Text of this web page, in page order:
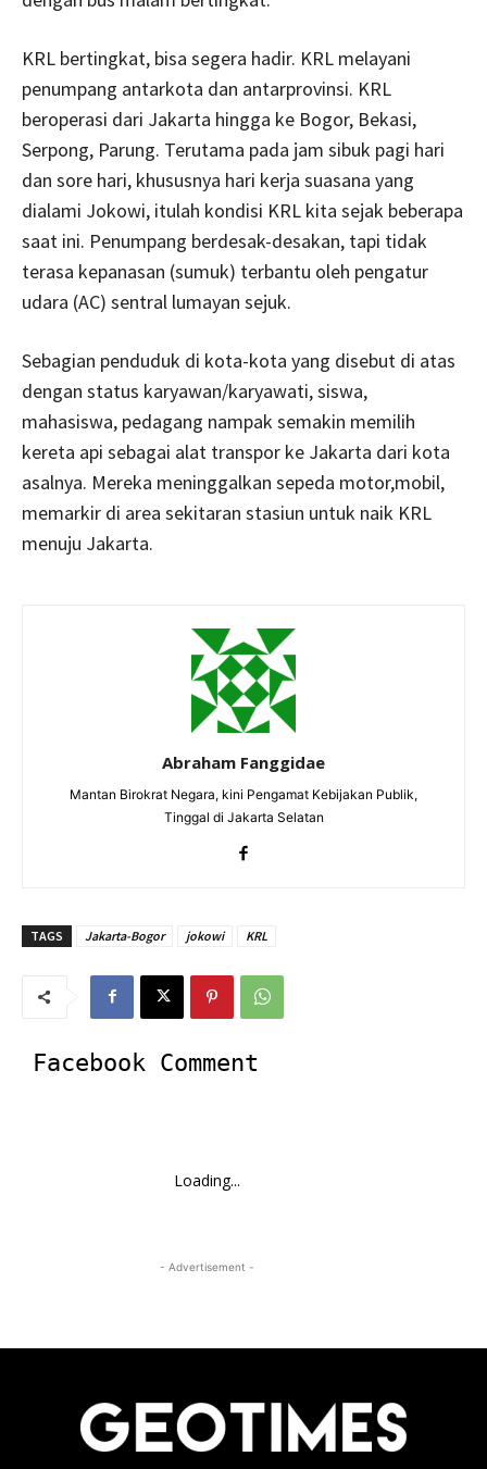
KRL bertingkat, bisa segera hadir. KRL melayani
penumpang antarkota dan antarprovinsi. KRL
beroperasi dari Jakarta hingga ke Bogor, Bekasi,
Serpong, Parung. Terutama pada jam sibuk pagi hari
dan sore hari, khususnya hari kerja suasana yang
dialami Jokowi, itulah kondisi KRL kita sejak beberapa
saat ini. Penumpang berdesak-desakan, tapi tidak
terasa kepanasan (sumuk) terbantu oleh pengatur
udara (AC) sentral lumayan sejuk.
Sebagian penduduk di kota-kota yang disebut di atas
dengan status karyawan/karyawati, siswa,
mahasiswa, pedagang nampak semakin memilih
kereta api sebagai alat transpor ke Jakarta dari kota
asalnya. Mereka meninggalkan sepeda motor,mobil,
memarkir di area sekitaran stasiun untuk naik KRL
menuju Jakarta.
Abraham Fanggidae
Mantan Birokrat Negara, kini Pengamat Kebijakan Publik,
Tinggal di Jakarta Selatan
TAGS Jakarta-Bogor jokowi KRL
Facebook Comment
Loading...
- Advertisement -